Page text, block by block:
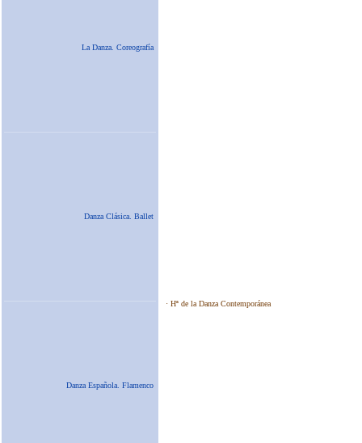
La Danza. Coreografía
Danza Clásica. Ballet
Danza Española. Flamenco